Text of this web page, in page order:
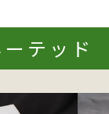
テッ